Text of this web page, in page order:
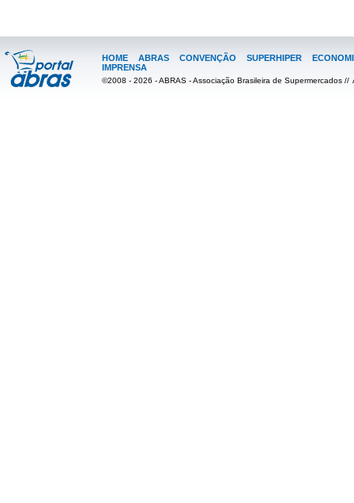
HOME ABRAS CONVENÇÃO SUPERHIPER
IMPRENSA
©2008 - 2026 - ABRAS - Associação Brasileira de Supermercados //